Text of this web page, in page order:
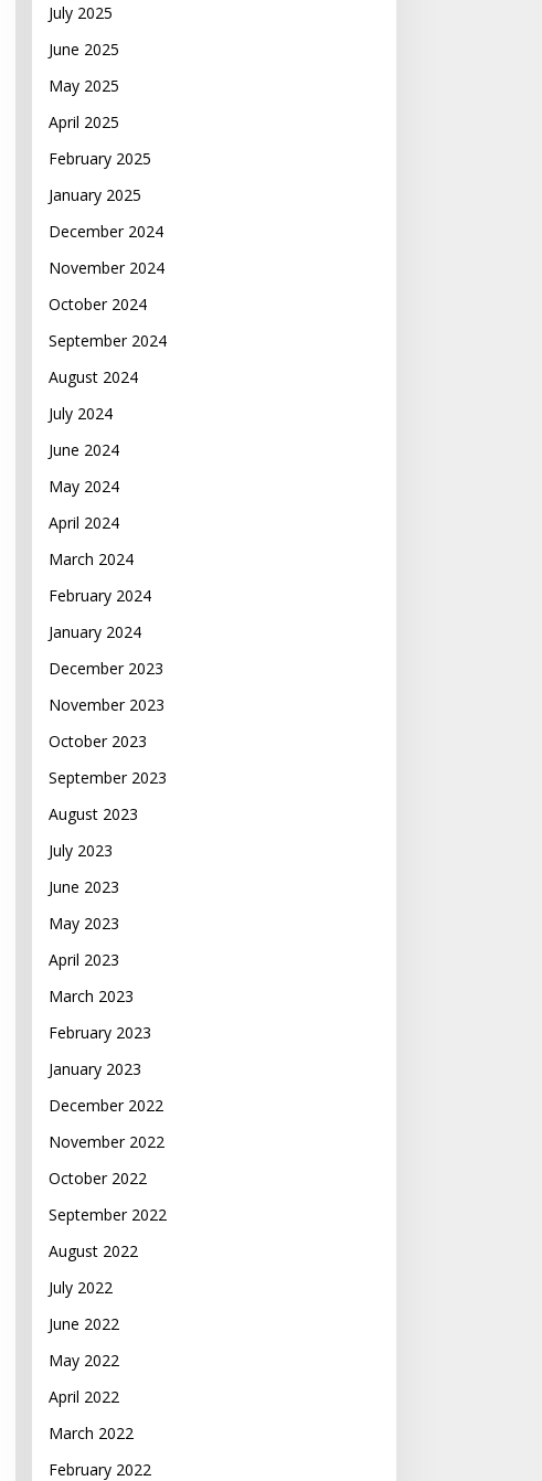
July 2025
June 2025
May 2025
April 2025
February 2025
January 2025
December 2024
November 2024
October 2024
September 2024
August 2024
July 2024
June 2024
May 2024
April 2024
March 2024
February 2024
January 2024
December 2023
November 2023
October 2023
September 2023
August 2023
July 2023
June 2023
May 2023
April 2023
March 2023
February 2023
January 2023
December 2022
November 2022
October 2022
September 2022
August 2022
July 2022
June 2022
May 2022
April 2022
March 2022
February 2022